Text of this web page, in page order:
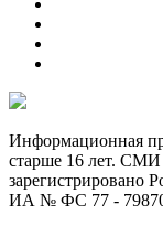
Информационная
старше 16 лет.
зарегистрировано
ИА № ФС 77 - 79870